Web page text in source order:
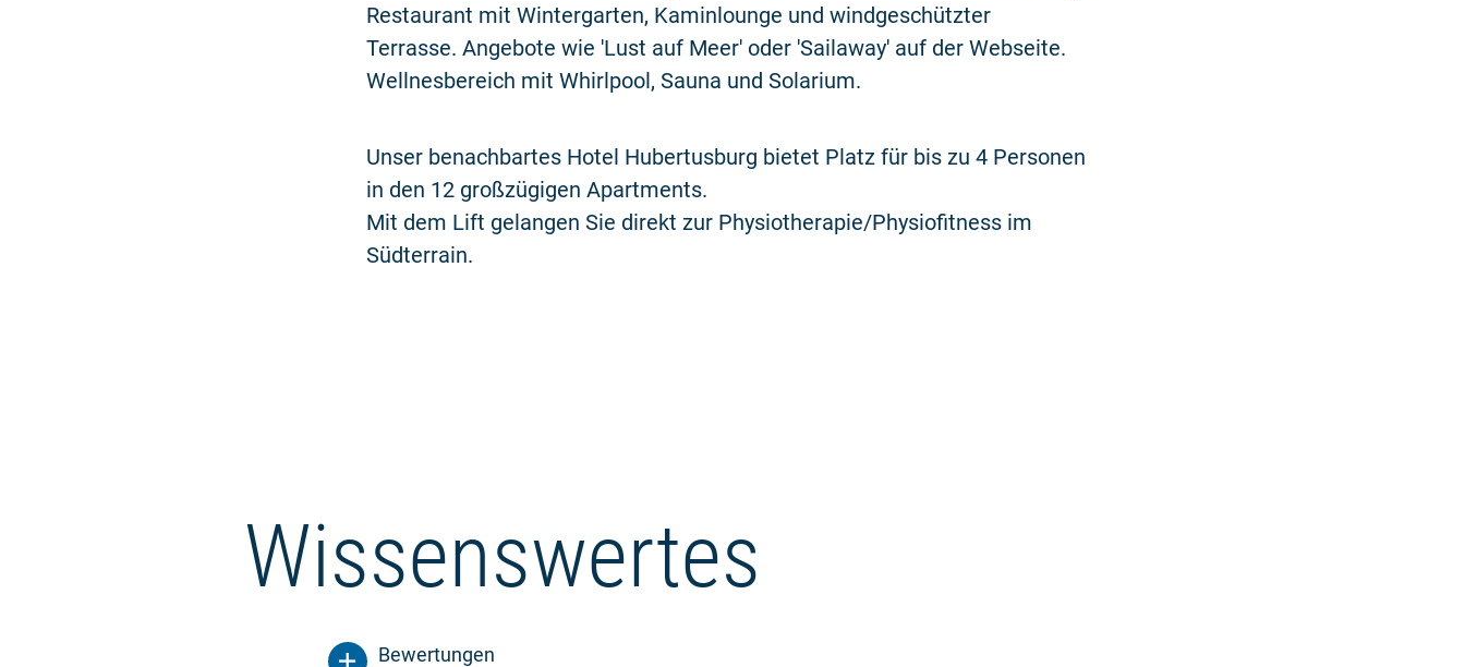
Restaurant mit Wintergarten, Kaminlounge und windgeschützter
Terrasse. Angebote wie 'Lust auf Meer' oder 'Sailaway' auf der Webseite.
Wellnesbereich mit Whirlpool, Sauna und Solarium.
Unser benachbartes Hotel Hubertusburg bietet Platz für bis zu 4 Personen
in den 12 großzügigen Apartments.
Mit dem Lift gelangen Sie direkt zur Physiotherapie/Physiofitness im
Südterrain.
Wissenswertes
Bewertungen